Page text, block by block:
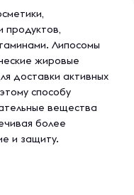
продуктов,
Липосомы
жировые
доставки активных
способу
вещества
более
и защиту.